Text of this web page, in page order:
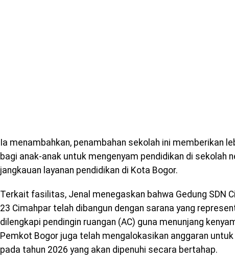
Ia menambahkan, penambahan sekolah ini memberikan
bagi anak-anak untuk mengenyam pendidikan di sekolah
jangkauan layanan pendidikan di Kota Bogor.
Terkait fasilitas, Jenal menegaskan bahwa Gedung SDN
23 Cimahpar telah dibangun dengan sarana yang
dilengkapi pendingin ruangan (AC) guna menunjang
Pemkot Bogor juga telah mengalokasikan anggaran
pada tahun 2026 yang akan dipenuhi secara bertahap.